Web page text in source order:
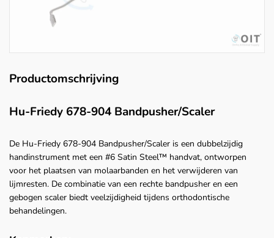
Productomschrijving
Hu-Friedy 678-904 Bandpusher/Scaler
De Hu-Friedy 678-904 Bandpusher/Scaler is een dubbelzijdig
handinstrument met een #6 Satin Steel™ handvat, ontworpen
voor het plaatsen van molaarbanden en het verwijderen van
lijmresten. De combinatie van een rechte bandpusher en een
gebogen scaler biedt veelzijdigheid tijdens orthodontische
behandelingen.